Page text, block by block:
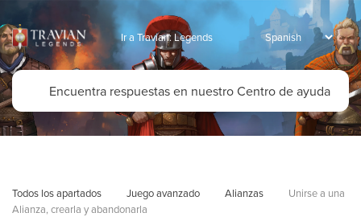
Ir a Travian: Legends
Todos los apartados Juego avanzado Alianzas
Unirse a una
Alianza, crearla y abandonarla